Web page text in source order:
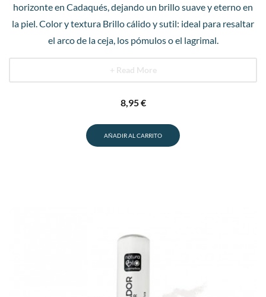
horizonte en Cadaqués, dejando un brillo suave y eterno en
la piel. Color y textura Brillo cálido y sutil: ideal para resaltar
el arco de la ceja, los pómulos o el lagrimal.
+ Read More
8,95€
AÑADIR AL CARRITO